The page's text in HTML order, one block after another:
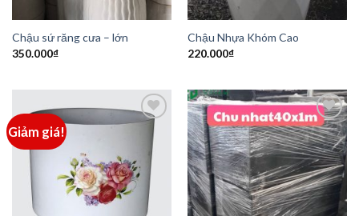
Chậu sứ răng cưa – lớn
350.000₫
Chậu Nhựa Khóm Cao
220.000₫
Giảm giá!
Add to
Wishlist
Add to
Wishlist